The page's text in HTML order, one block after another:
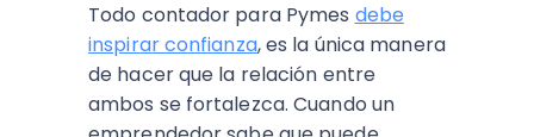
Todo contador para Pymes debe
inspirar confianza, es la única manera
de hacer que la relación entre
ambos se fortalezca. Cuando un